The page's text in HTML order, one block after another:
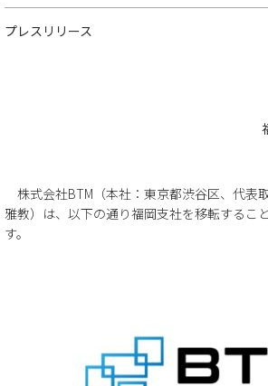
プレスリリース
株式会社BTM（本社：東京都渋谷区、代表
雅教）は、以下の通り福岡支社を移転するこ
す。